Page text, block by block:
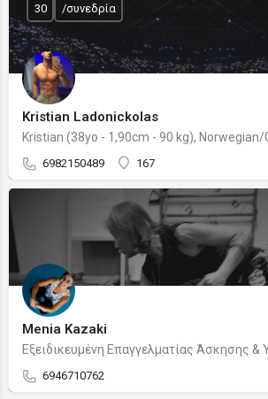
Kristian Ladonickolas
6982150489 167
30 /συνεδρία
Menia Kazaki
6946710762